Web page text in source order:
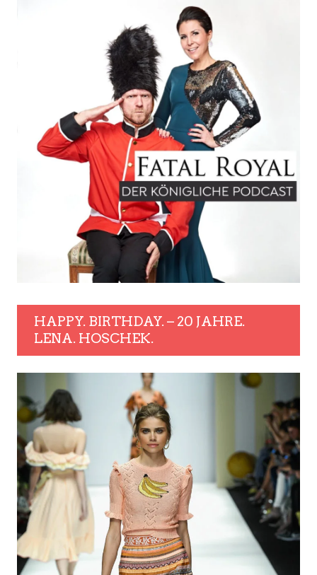
HAPPY. BIRTHDAY. – 20 JAHRE.
LENA. HOSCHEK.